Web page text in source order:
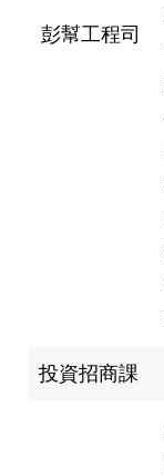
彭幫工程司
投資招商課